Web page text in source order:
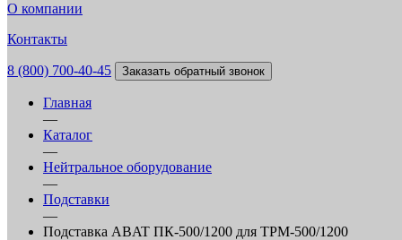
О компании
Контакты
8 (800) 700-40-45 Заказать обратный звонок
Главная
—
Каталог
—
Нейтральное оборудование
—
Подставки
—
Подставка ABAT ПК-500/1200 для ТРМ-500/1200